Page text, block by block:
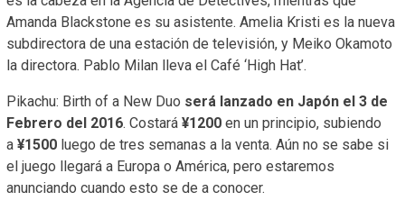
Amanda Blackstone es su asistente. Amelia Kristi es la nueva
subdirectora de una estación de televisión, y Meiko Okamoto
la directora. Pablo Milan lleva el Café ‘High Hat’.
Pikachu: Birth of a New Duo será lanzado en Japón el 3 de
Febrero del 2016. Costará ¥1200 en un principio, subiendo
a ¥1500 luego de tres semanas a la venta. Aún no se sabe si
el juego llegará a Europa o América, pero estaremos
anunciando cuando esto se de a conocer.